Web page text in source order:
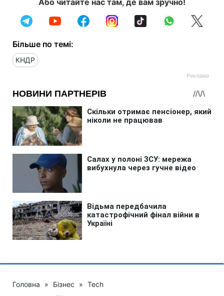
Більше по темі:
КНДР
Головна » Бізнес » Tech